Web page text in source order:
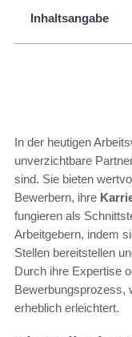
Inhaltsangabe
In der heutigen
unverzichtbare
sind. Sie bieten
Bewerbern, ihre
fungieren als
Arbeitgebern, indem
Stellen bereitstellen
Durch ihre Expertise
Bewerbungsprozess,
erheblich erleichtert.